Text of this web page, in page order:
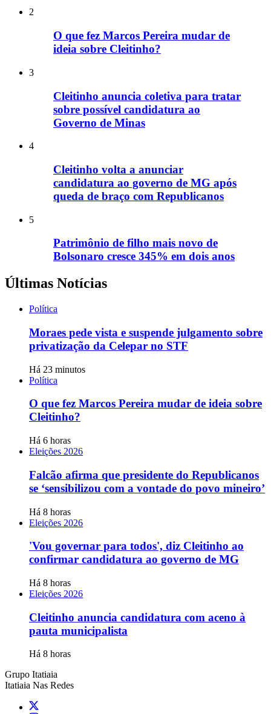
2
O que fez Marcos Pereira mudar de
ideia sobre Cleitinho?
3
Cleitinho anuncia coletiva para tratar
sobre possível candidatura ao
Governo de Minas
4
Cleitinho volta a anunciar
candidatura ao governo de MG após
queda de braço com Republicanos
5
Patrimônio de filho mais novo de
Bolsonaro cresce 345% em dois anos
Últimas Notícias
Política
Moraes pede vista e suspende julgamento sobre
privatização da Celepar no STF
Há 23 minutos
Política
O que fez Marcos Pereira mudar de ideia sobre
Cleitinho?
Há 6 horas
Eleições 2026
Falcão afirma que presidente do Republicanos
se ‘sensibilizou com a vontade do povo mineiro’
Há 8 horas
Eleições 2026
'Vou governar para todos', diz Cleitinho ao
confirmar candidatura ao governo de MG
Há 8 horas
Eleições 2026
Cleitinho anuncia candidatura com aceno à
pauta municipalista
Há 8 horas
Grupo Itatiaia
Itatiaia Nas Redes